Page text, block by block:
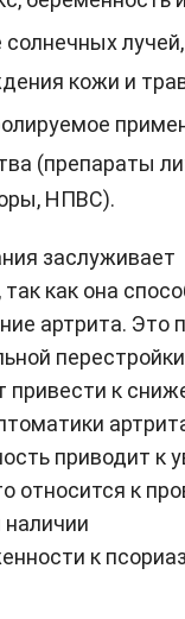
солнечных лучей,
кожи и
(препараты
НПВС).
заслуживает
как она
артрита. Это
привести к
приводит к
относится к
к